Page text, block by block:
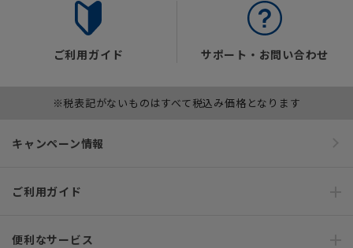
ご利用ガイド サポート・お問い合わせ
※税表記がないものはすべて税込み価格となります
キャンペーン情報
ご利用ガイド
便利なサービス